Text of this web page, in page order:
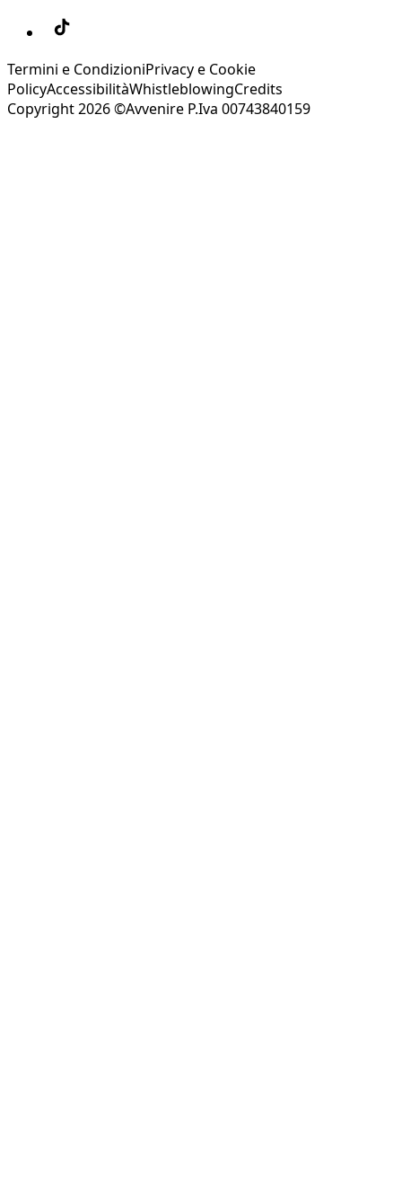
Termini e CondizioniPrivacy e Cookie
PolicyAccessibilitàWhistleblowingCredits
Copyright 2026 ©Avvenire P.Iva 00743840159